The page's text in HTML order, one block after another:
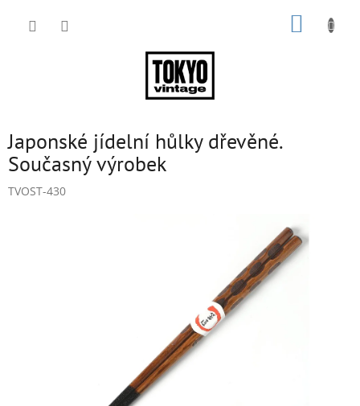
Japonské jídelní hůlky dřevěné.
Současný výrobek
TVOST-430